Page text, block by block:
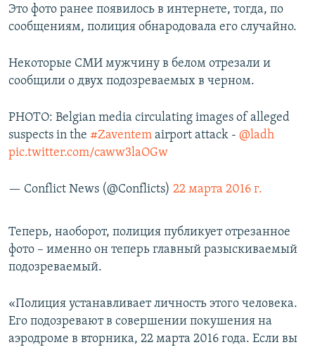
Это фото ранее появилось в интернете, тогда, по
сообщениям, полиция обнародовала его случайно.
Некоторые СМИ мужчину в белом отрезали и
сообщили о двух подозреваемых в черном.
PHOTO: Belgian media circulating images of alleged
suspects in the #Zaventem airport attack - @ladh
pic.twitter.com/caww3laOGw
— Conflict News (@Conflicts) 22 марта 2016 г.
Теперь, наоборот, полиция публикует отрезанное
фото – именно он теперь главный разыскиваемый
подозреваемый.
«Полиция устанавливает личность этого человека.
Его подозревают в совершении покушения на
аэродроме в вторника, 22 марта 2016 года. Если вы